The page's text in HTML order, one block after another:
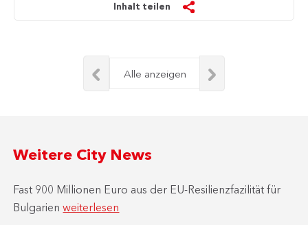
Inhalt teilen
Alle anzeigen
Weitere City News
Fast 900 Millionen Euro aus der EU-Resilienzfazilität für
Bulgarienweiterlesen